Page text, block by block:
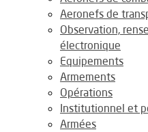
Aeronefs de
Observation,
électronique
Equipements
Armements
Opérations
Institutionnel et
Armées